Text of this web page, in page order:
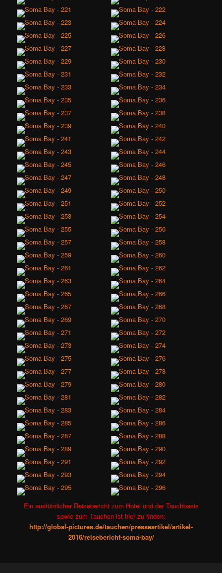
Ein ausführlicher Reisebericht zum Hotel und der Tauchbasis
sowie zum Tauchen ist hier zu finden:
http://global-pictures.de/tauchen/presseartikel/artikel-
2016/reisebericht-soma-bay/